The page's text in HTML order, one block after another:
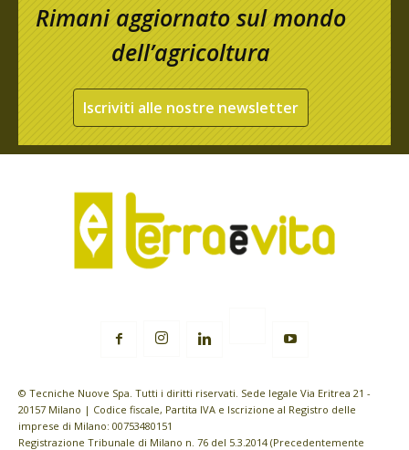
Rimani aggiornato sul mondo
dell’agricoltura
Iscriviti alle nostre newsletter
© Tecniche Nuove Spa. Tutti i diritti riservati. Sede legale Via Eritrea 21 -
20157 Milano | Codice fiscale, Partita IVA e Iscrizione al Registro delle
imprese di Milano: 00753480151
Registrazione Tribunale di Milano n. 76 del 5.3.2014 (Precedentemente